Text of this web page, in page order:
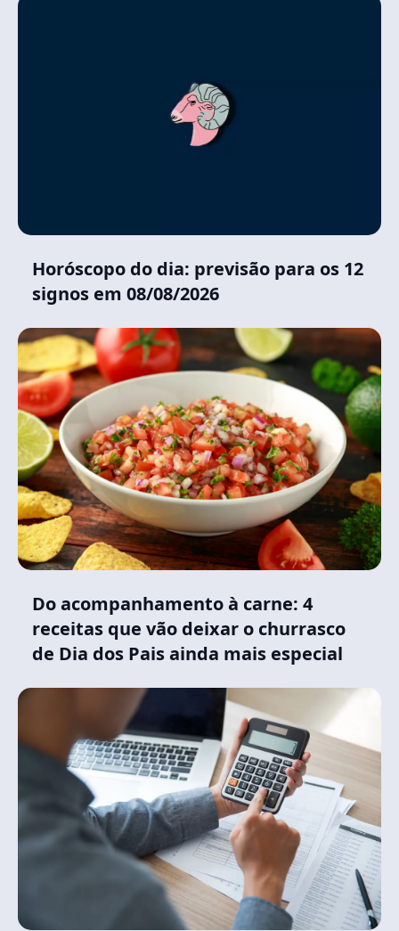
Horóscopo do dia: previsão para os 12
signos em 08/08/2026
Do acompanhamento à carne: 4
receitas que vão deixar o churrasco
de Dia dos Pais ainda mais especial